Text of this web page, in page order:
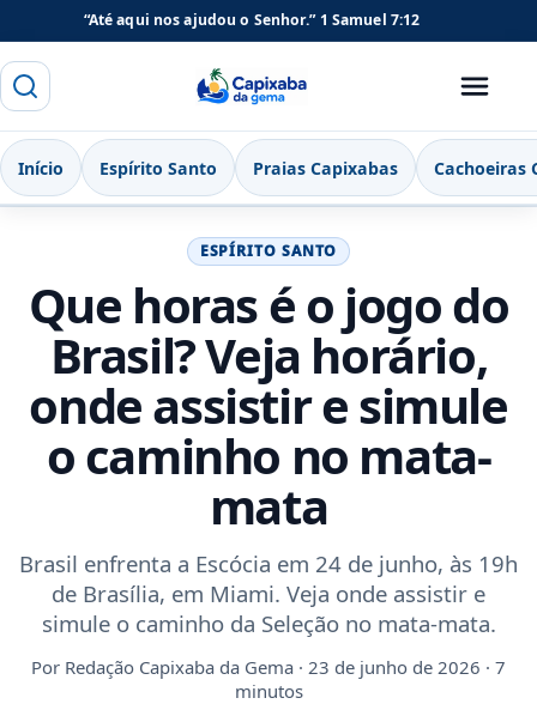
“Até aqui nos ajudou o Senhor.” 1 Samuel 7:12
Buscar Capixaba da Gema
Menu
Início Espírito Santo Praias Capixabas Cachoeiras
ESPÍRITO SANTO
Que horas é o jogo do
Brasil? Veja horário,
onde assistir e simule
o caminho no mata-
mata
Brasil enfrenta a Escócia em 24 de junho, às 19h
de Brasília, em Miami. Veja onde assistir e
simule o caminho da Seleção no mata-mata.
Por Redação Capixaba da Gema · 23 de junho de 2026 · 7
minutos